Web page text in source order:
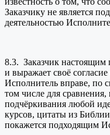
Заказчику не является
деятельностью
8.3. Заказчик настоящим
и выражает своё
Исполнитель вправе, по
том числе для
подчёркивания любой
курсов, цитаты из
покажется подходящим